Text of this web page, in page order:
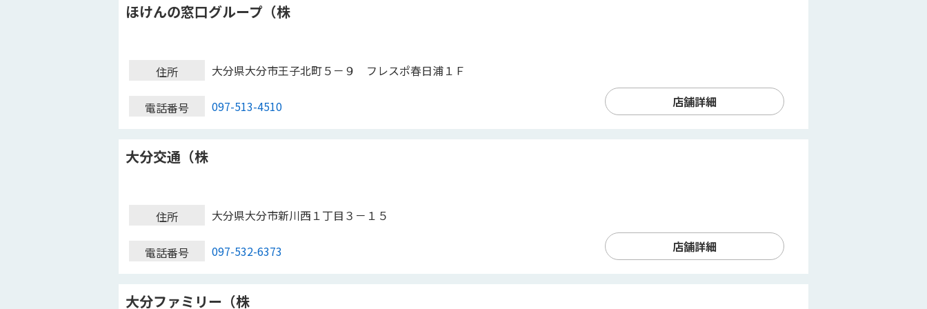
ほけんの窓口グループ（株
住所 大分県大分市王子北町５－９ フレスポ春日浦１Ｆ
電話番号 097-513-4510 店舗詳細
大分交通（株
住所 大分県大分市新川西１丁目３－１５
電話番号 097-532-6373 店舗詳細
大分ファミリー（株